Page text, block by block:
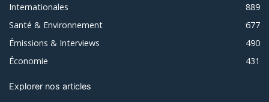
Internationales
889
Santé & Environnement
677
Émissions & Interviews
490
Économie
431
Explorer nos articles